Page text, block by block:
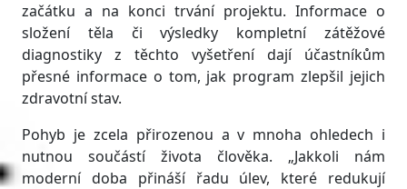
začátku a na konci trvání projektu. Informace o
složení těla či výsledky kompletní zátěžové
diagnostiky z těchto vyšetření dají účastníkům
přesné informace o tom, jak program zlepšil jejich
zdravotní stav.
Pohyb je zcela přirozenou a v mnoha ohledech i
nutnou součástí života člověka. „Jakkoli nám
moderní doba přináší řadu úlev, které redukují